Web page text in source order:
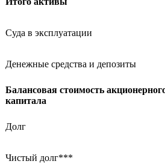
Суда в эксплуатации
Денежные средства и депозиты
Балансовая стоимость
капитала
Долг
Чистый долг***